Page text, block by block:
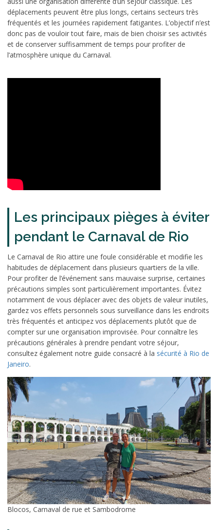
déplacements peuvent être plus longs, certains secteurs très
fréquentés et les journées rapidement fatigantes. L’objectif n’est
donc pas de vouloir tout faire, mais de bien choisir ses activités
et de conserver suffisamment de temps pour profiter de
l’atmosphère unique du Carnaval.
Les principaux pièges à éviter
pendant le Carnaval de Rio
Le Carnaval de Rio attire une foule considérable et modifie les
habitudes de déplacement dans plusieurs quartiers de la ville.
Pour profiter de l’événement sans mauvaise surprise, certaines
précautions simples sont particulièrement importantes. Évitez
notamment de vous déplacer avec des objets de valeur inutiles,
gardez vos effets personnels sous surveillance dans les endroits
très fréquentés et anticipez vos déplacements plutôt que de
compter sur une organisation improvisée. Pour connaître les
précautions générales à prendre pendant votre séjour,
consultez également notre guide consacré à la sécurité à Rio de
Janeiro.
Blocos, Carnaval de rue et Sambodrome